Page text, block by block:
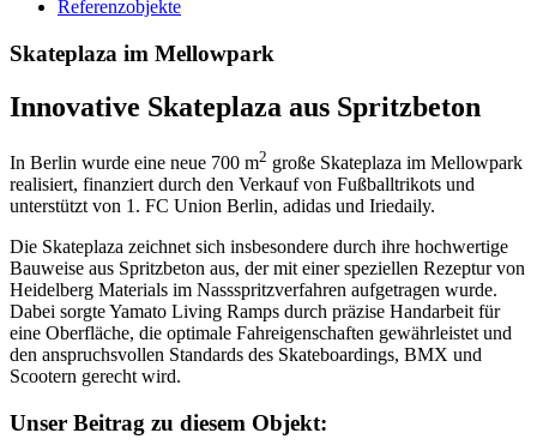
Referenzobjekte
Skateplaza im Mellowpark
Innovative Skateplaza aus Spritzbeton
In Berlin wurde eine neue 700 m2 große Skateplaza im Mellowpark
realisiert, finanziert durch den Verkauf von Fußballtrikots und
unterstützt von 1. FC Union Berlin, adidas und Iriedaily.
Die Skateplaza zeichnet sich insbesondere durch ihre hochwertige
Bauweise aus Spritzbeton aus, der mit einer speziellen Rezeptur von
Heidelberg Materials im Nassspritzverfahren aufgetragen wurde.
Dabei sorgte Yamato Living Ramps durch präzise Handarbeit für
eine Oberfläche, die optimale Fahreigenschaften gewährleistet und
den anspruchsvollen Standards des Skateboardings, BMX und
Scootern gerecht wird.
Unser Beitrag zu diesem Objekt: